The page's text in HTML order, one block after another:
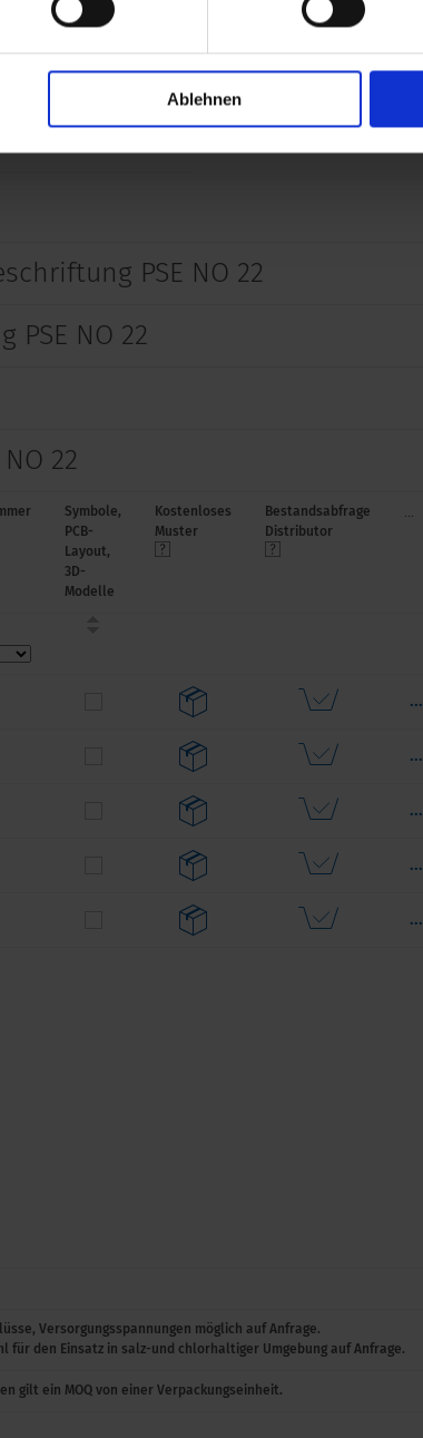
Ablehnen
PSE NO 22
NO 22
22
Symbole,
PCB-
Layout,
3D-
Modelle
Kostenloses
Muster
Bestandsabfrage
Distributor
...
...
...
...
...
...
Versorgungsspannungen möglich auf Anfrage.
den Einsatz in salz-und chlorhaltiger Umgebung auf Anfrage.
gilt ein MOQ von einer Verpackungseinheit.